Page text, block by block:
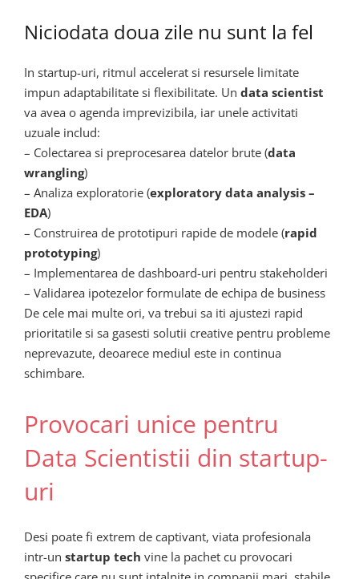
Niciodata doua zile nu sunt la fel
In startup-uri, ritmul accelerat si resursele limitate
impun adaptabilitate si flexibilitate. Un data scientist
va avea o agenda imprevizibila, iar unele activitati
uzuale includ:
– Colectarea si preprocesarea datelor brute (data
wrangling)
– Analiza exploratorie (exploratory data analysis –
EDA)
– Construirea de prototipuri rapide de modele (rapid
prototyping)
– Implementarea de dashboard-uri pentru stakeholderi
– Validarea ipotezelor formulate de echipa de business
De cele mai multe ori, va trebui sa iti ajustezi rapid
prioritatile si sa gasesti solutii creative pentru probleme
neprevazute, deoarece mediul este in continua
schimbare.
Provocari unice pentru
Data Scientistii din startup-
uri
Desi poate fi extrem de captivant, viata profesionala
intr-un startup tech vine la pachet cu provocari